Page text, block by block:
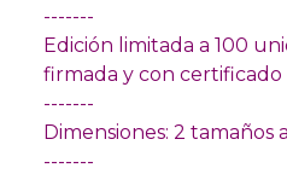
-------
Edición limitada a 100
firmada y con
-------
Dimensiones: 2 tamaños
-------